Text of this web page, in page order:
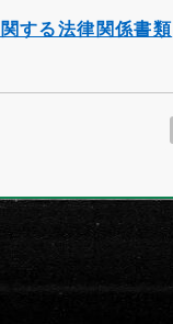
する法律関係書類